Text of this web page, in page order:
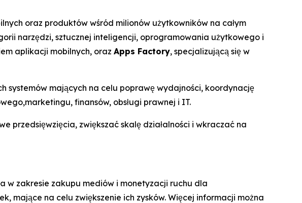
oraz produktów wśród milionów użytkowników na całym
narzędzi, sztucznej inteligencji, oprogramowania użytkowego i
aplikacji mobilnych, oraz Apps Factory, specjalizującą się w
systemów mających na celu poprawę wydajności, koordynację
finansów, obsługi prawnej i IT.
przedsięwzięcia, zwiększać skalę działalności i wkraczać na
w zakresie zakupu mediów i monetyzacji ruchu dla
mające na celu zwiększenie ich zysków. Więcej informacji można